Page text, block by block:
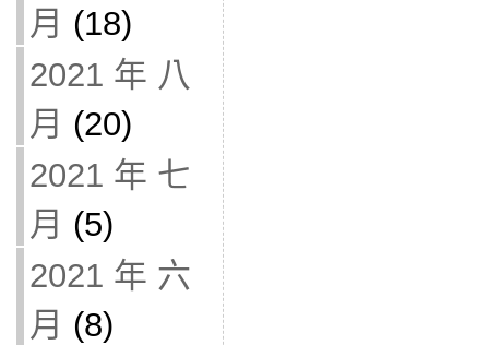
月 (18)
2021 年 八
月 (20)
2021 年 七
月 (5)
2021 年 六
月 (8)